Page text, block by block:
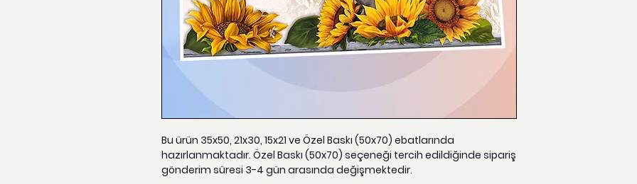
Bu ürün 35x50, 21x30, 15x21 ve Özel Baskı (50x70) ebatlarında
hazırlanmaktadır. Özel Baskı (50x70) seçeneği tercih edildiğinde sipariş
gönderim süresi 3-4 gün arasında değişmektedir.